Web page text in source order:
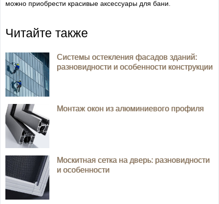
можно приобрести красивые аксессуары для бани.
Читайте также
Системы остекления фасадов зданий:
разновидности и особенности конструкции
Монтаж окон из алюминиевого профиля
Москитная сетка на дверь: разновидности
и особенности